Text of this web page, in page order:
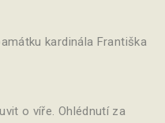
kardinála Františka
o víře. Ohlédnutí za